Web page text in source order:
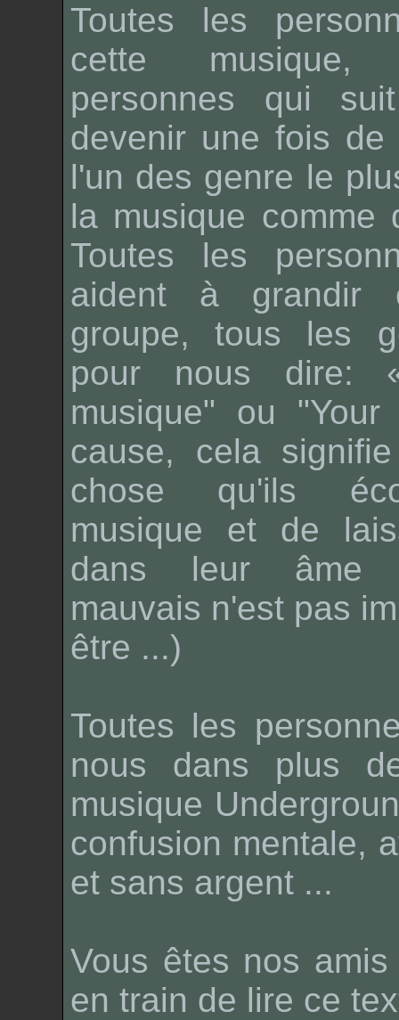
Toutes les
cette
personnes qui
devenir une fois
l'un des genre le
la musique
Toutes les
aident à grandir
groupe, tous les
pour nous dire:
musique" ou
cause, cela
chose qu'ils
musique et de
dans leur âme
mauvais n'est pas
être ...)
Toutes les
nous dans plus
musique
confusion mentale,
et sans argent ...
Vous êtes nos
en train de lire ce